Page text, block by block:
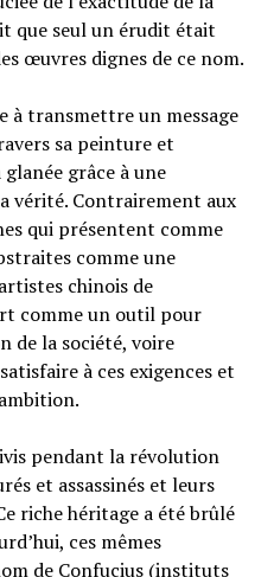
que seul un érudit était
œuvres dignes de ce nom.
à transmettre un message
sa peinture et
grâce à une
vérité. Contrairement aux
qui présentent comme
comme une
chinois de
comme un outil pour
de la société, voire
à ces exigences et
pendant la révolution
et assassinés et leurs
riche héritage a été brûlé
ces mêmes
de Confucius (instituts